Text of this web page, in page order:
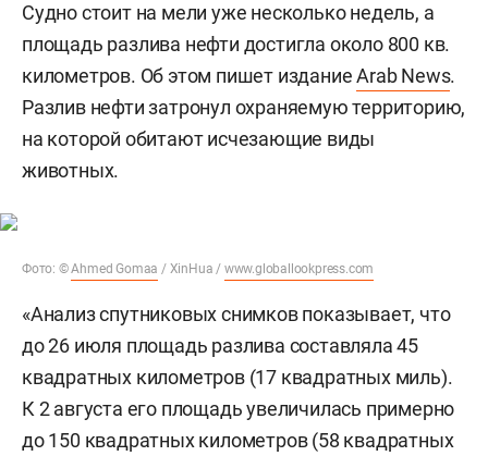
Судно стоит на мели уже несколько недель, а
площадь разлива нефти достигла около 800 кв.
километров. Об этом пишет изданиеArab News.
Разлив нефти затронул охраняемую территорию,
на которой обитают исчезающие виды
животных.
Фото: ©Ahmed Gomaa / XinHua / www.globallookpress.com
«Анализ спутниковых снимков показывает, что
до 26 июля площадь разлива составляла 45
квадратных километров (17 квадратных миль).
К 2 августа его площадь увеличилась примерно
до 150 квадратных километров (58 квадратных